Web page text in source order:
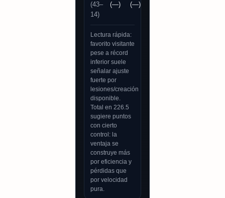
(43–
14)
(—)
(—)
Lectura rápida:
favorito visitante
pese a récord
inferior suele
señalar ajuste
fuerte por
lesiones/creación
disponible.
Total en 226.5
sugiere puntos
con cierto
control: la
ventaja se
construye más
por eficiencia y
pérdidas que
por velocidad
pura.